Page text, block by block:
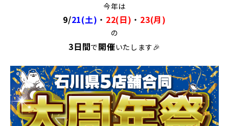
今年は
9/21(土) ・ 22(日) ・ 23(月)
の
3日間で開催いたします🎉